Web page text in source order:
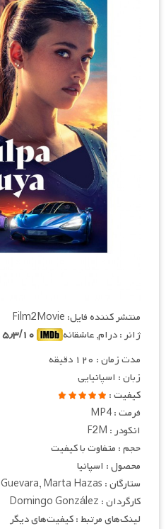
منتشر کننده فایل: Film2Movie
ژانر : درام, عاشقانه
مدت زمان : ۱۲۰ دقیقه
زبان : اسپانیایی
کیفیت :
فرمت : MP4
انکودر : F2M
حجم : متفاوت با کیفیت
محصول : اسپانیا
ستارگان : Nicole Wallace, Gabriel Guevara, Marta Hazas
کارگردان : Domingo González
لینک‌های مرتبط : کیفیت‌های دیگر